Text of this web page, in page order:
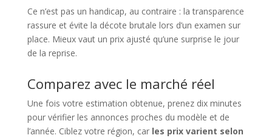
Ce n’est pas un handicap, au contraire : la transparence
rassure et évite la décote brutale lors d’un examen sur
place. Mieux vaut un prix ajusté qu’une surprise le jour
de la reprise.
Comparez avec le marché réel
Une fois votre estimation obtenue, prenez dix minutes
pour vérifier les annonces proches du modèle et de
l’année. Ciblez votre région, car les prix varient selon